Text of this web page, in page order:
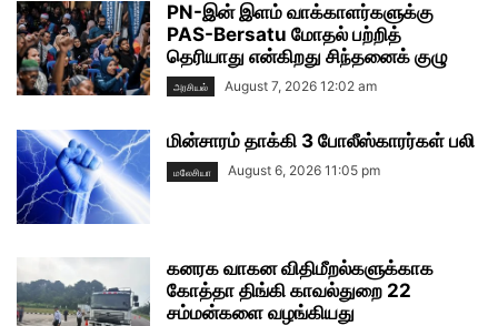
PN-இன் இளம் வாக்காளர்களுக்கு
PAS-Bersatu மோதல் பற்றித்
தெரியாது என்கிறது சிந்தனைக் குழு
அரசியல் August 7, 2026 12:02 am
மின்சாரம் தாக்கி 3 போலீஸ்காரர்கள் பலி
மலேசியா August 6, 2026 11:05 pm
கனரக வாகன விதிமீறல்களுக்காக
கோத்தா திங்கி காவல்துறை 22
சம்மன்களை வழங்கியது